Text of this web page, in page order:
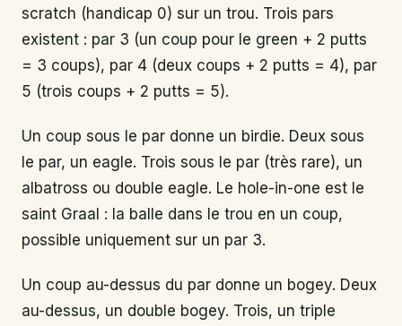
scratch (handicap 0) sur un trou. Trois pars
existent : par 3 (un coup pour le green + 2 putts
= 3 coups), par 4 (deux coups + 2 putts = 4), par
5 (trois coups + 2 putts = 5).
Un coup sous le par donne un birdie. Deux sous
le par, un eagle. Trois sous le par (très rare), un
albatross ou double eagle. Le hole-in-one est le
saint Graal : la balle dans le trou en un coup,
possible uniquement sur un par 3.
Un coup au-dessus du par donne un bogey. Deux
au-dessus, un double bogey. Trois, un triple